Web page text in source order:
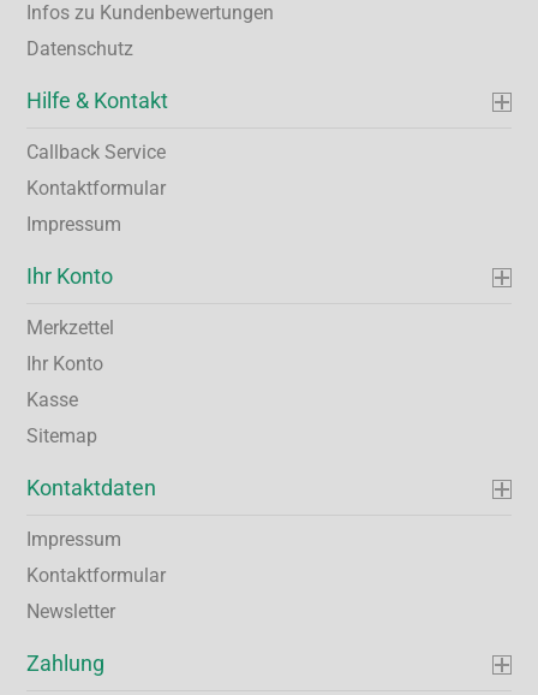
Infos zu Kundenbewertungen
Datenschutz
Hilfe & Kontakt
Callback Service
Kontaktformular
Impressum
Ihr Konto
Merkzettel
Ihr Konto
Kasse
Sitemap
Kontaktdaten
Impressum
Kontaktformular
Newsletter
Zahlung